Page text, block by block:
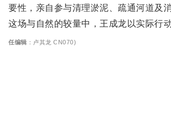
要性，亲自参与清理淤泥、疏通河道及
这场与自然的较量中，王成龙以实际行
任编辑 ：卢其龙 CN070)